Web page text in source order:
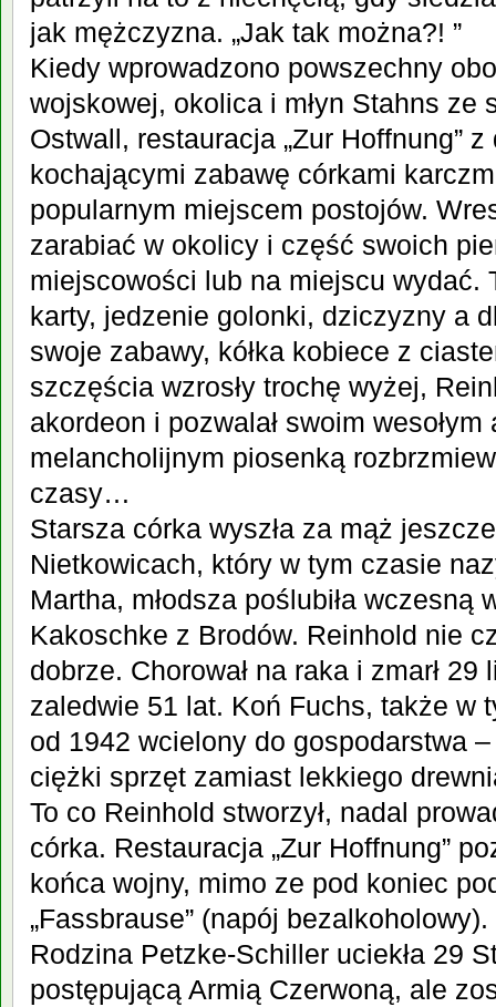
jak mężczyzna. „Jak tak można?! ”
Kiedy wprowadzono powszechny
wojskowej, okolica i młyn Stahns ze
Ostwall, restauracja „Zur Hoffnung”
kochającymi zabawę córkami
popularnym miejscem postojów.
zarabiać w okolicy i część swoich
miejscowości lub na miejscu wydać.
karty, jedzenie golonki, dziczyzny a
swoje zabawy, kółka kobiece z
szczęścia wzrosły trochę wyżej,
akordeon i pozwalał swoim
melancholijnym piosenką
czasy…
Starsza córka wyszła za mąż
Nietkowicach, który w tym czasie
Martha, młodsza poślubiła wczesną
Kakoschke z Brodów. Reinhold nie
dobrze. Chorował na raka i zmarł 29
zaledwie 51 lat. Koń Fuchs, także w
od 1942 wcielony do gospodarstwa
ciężki sprzęt zamiast lekkiego
To co Reinhold stworzył, nadal
córka. Restauracja „Zur Hoffnung”
końca wojny, mimo ze pod koniec
„Fassbrause” (napój bezalkoholowy).
Rodzina Petzke-Schiller uciekła 29
postępującą Armią Czerwoną, ale